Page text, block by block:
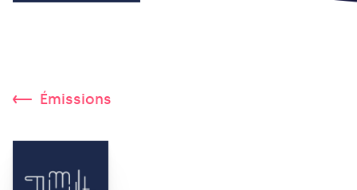
Émissions